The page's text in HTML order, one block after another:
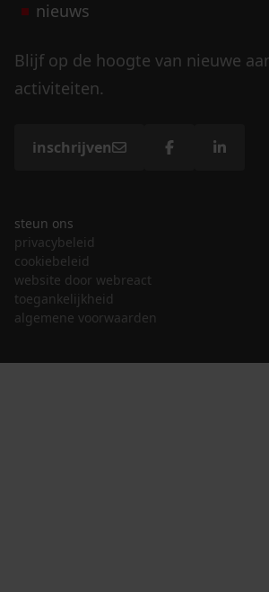
nieuws
Blijf op de hoogte van nieuwe
activiteiten.
inschrijven
steun ons
privacybeleid
cookiebeleid
website door webreact
toegankelijkheid
algemene voorwaarden